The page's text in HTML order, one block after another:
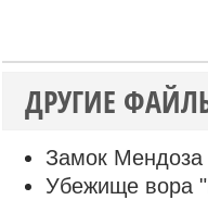
ДРУГИЕ
Замок Мендоза
Убежище вора